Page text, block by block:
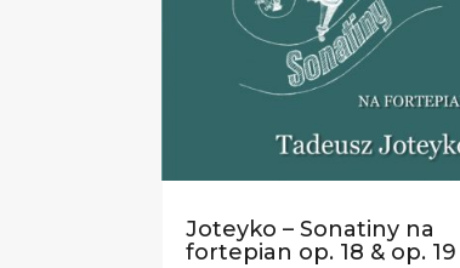
Joteyko – Sonatiny na
fortepian op. 18 & op. 19